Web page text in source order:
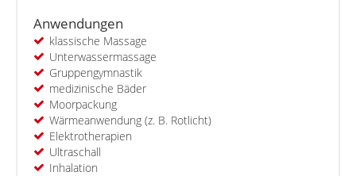
Anwendungen
klassische Massage
Unterwassermassage
Gruppengymnastik
medizinische Bäder
Moorpackung
Wärmeanwendung (z. B. Rotlicht)
Elektrotherapien
Ultraschall
Inhalation